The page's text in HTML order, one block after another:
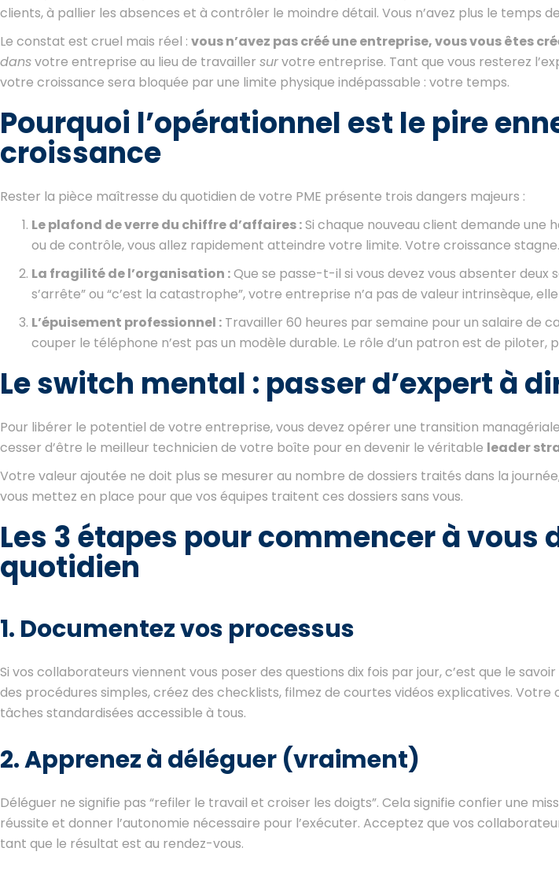
clients, à pallier les absences et à contrôler le moindre détail. Vous n’avez plus le temps
Le constat est cruel mais réel : vous n’avez pas créé une entreprise, vous vous êtes
dansvotre entreprise au lieu de travailler survotre entreprise. Tant que vous resterez
votre croissance sera bloquée par une limite physique indépassable : votre temps.
Pourquoi l’opérationnel est le pire
croissance
Rester la pièce maîtresse du quotidien de votre PME présente trois dangers majeurs :
Le plafond de verre du chiffre d’affaires :Si chaque nouveau client demande
ou de contrôle, vous allez rapidement atteindre votre limite. Votre croissance stagne.
La fragilité de l’organisation :Que se passe-t-il si vous devez vous absenter deux
s’arrête” ou “c’est la catastrophe”, votre entreprise n’a pas de valeur intrinsèque,
L’épuisement professionnel : Travailler 60 heures par semaine pour un salaire de
couper le téléphone n’est pas un modèle durable. Le rôle d’un patron est de piloter,
Le switch mental : passer d’expert à
Pour libérer le potentiel de votre entreprise, vous devez opérer une transition
cesser d’être le meilleur technicien de votre boîte pour en devenir le véritable leader
Votre valeur ajoutée ne doit plus se mesurer au nombre de dossiers traités dans la
vous mettez en place pour que vos équipes traitent ces dossiers sans vous.
Les 3 étapes pour commencer à vous
quotidien
1. Documentez vos processus
Si vos collaborateurs viennent vous poser des questions dix fois par jour, c’est que le
des procédures simples, créez des checklists, filmez de courtes vidéos explicatives. Votre
tâches standardisées accessible à tous.
2. Apprenez à déléguer (vraiment)
Déléguer ne signifie pas “refiler le travail et croiser les doigts”. Cela signifie confier une
réussite et donner l’autonomie nécessaire pour l’exécuter. Acceptez que vos
tant que le résultat est au rendez-vous.